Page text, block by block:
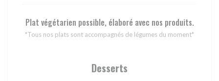
Plat végétarien possible, élaboré avec nos produits.
*Tous nos plats sont accompagnés de légumes du moment*
Desserts